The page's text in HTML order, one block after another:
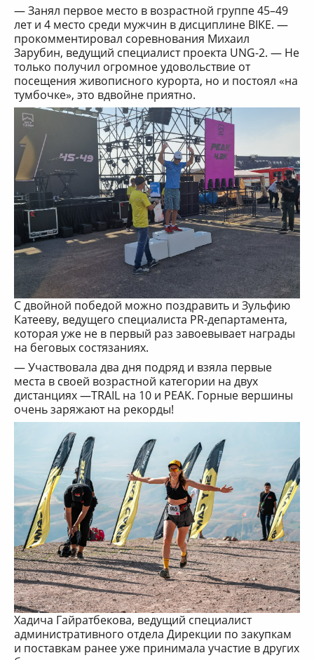
— Занял первое место в возрастной группе 45–49
лет и 4 место среди мужчин в дисциплине BIKE. —
прокомментировал соревнования Михаил
Зарубин, ведущий специалист проекта UNG-2. — Не
только получил огромное удовольствие от
посещения живописного курорта, но и постоял «на
тумбочке», это вдвойне приятно.
С двойной победой можно поздравить и Зульфию
Катееву, ведущего специалиста PR-департамента,
которая уже не в первый раз завоевывает награды
на беговых состязаниях.
— Участвовала два дня подряд и взяла первые
места в своей возрастной категории на двух
дистанциях —TRAIL на 10 и PEAK. Горные вершины
очень заряжают на рекорды!
Хадича Гайратбекова, ведущий специалист
административного отдела Дирекции по закупкам
и поставкам ранее уже принимала участие в других